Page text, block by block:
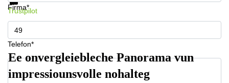
Firma*
Telefon*
Trustpilot
Ee onvergleiebleche Panorama vun
impressiounsvolle nohalteg